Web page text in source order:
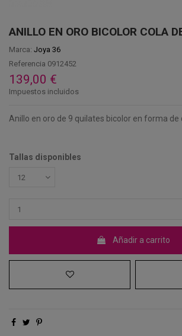
ANILLO EN ORO BICOLOR COLA
Marca: Joya 36
Referencia 0912452
139,00 €
Impuestos incluidos
Anillo en oro de 9 quilates bicolor en forma de
Tallas disponibles
Añadir a carrito